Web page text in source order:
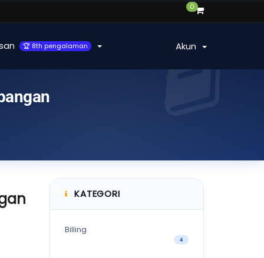
0
🏆 8th pengalaman Akun
KATEGORI
Billing
4